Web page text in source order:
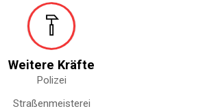
Weitere Kräfte
Polizei
Straßenmeisterei